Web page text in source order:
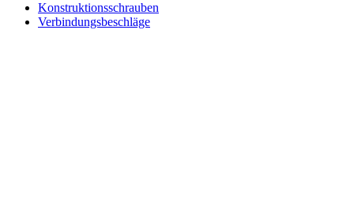
Konstruktionsschrauben
Verbindungsbeschläge